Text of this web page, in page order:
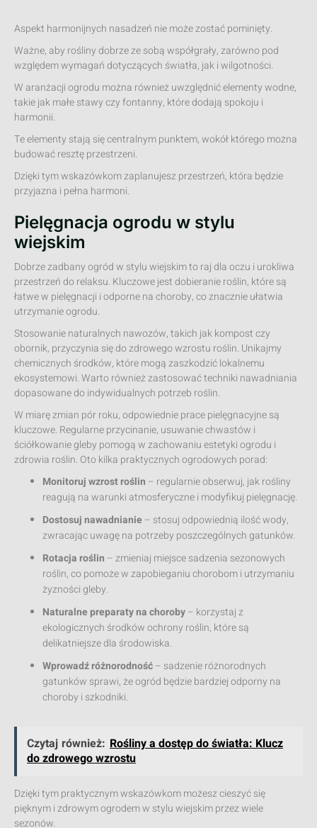
Aspekt harmonijnych nasadzeń nie może zostać pominięty.
Ważne, aby rośliny dobrze ze sobą współgrały, zarówno pod
względem wymagań dotyczących światła, jak i wilgotności.
W aranżacji ogrodu można również uwzględnić elementy wodne,
takie jak małe stawy czy fontanny, które dodają spokoju i
harmonii.
Te elementy stają się centralnym punktem, wokół którego można
budować resztę przestrzeni.
Dzięki tym wskazówkom zaplanujesz przestrzeń, która będzie
przyjazna i pełna harmoni.
Pielęgnacja ogrodu w stylu
wiejskim
Dobrze zadbany ogród w stylu wiejskim to raj dla oczu i urokliwa
przestrzeń do relaksu. Kluczowe jest dobieranie roślin, które są
łatwe w pielęgnacji i odporne na choroby, co znacznie ułatwia
utrzymanie ogrodu.
Stosowanie naturalnych nawozów, takich jak kompost czy
obornik, przyczynia się do zdrowego wzrostu roślin. Unikajmy
chemicznych środków, które mogą zaszkodzić lokalnemu
ekosystemowi. Warto również zastosować techniki nawadniania
dopasowane do indywidualnych potrzeb roślin.
W miarę zmian pór roku, odpowiednie prace pielęgnacyjne są
kluczowe. Regularne przycinanie, usuwanie chwastów i
ściółkowanie gleby pomogą w zachowaniu estetyki ogrodu i
zdrowia roślin. Oto kilka praktycznych ogrodowych porad:
Monitoruj wzrost roślin – regularnie obserwuj, jak rośliny
reagują na warunki atmosferyczne i modyfikuj pielęgnację.
Dostosuj nawadnianie – stosuj odpowiednią ilość wody,
zwracając uwagę na potrzeby poszczególnych gatunków.
Rotacja roślin – zmieniaj miejsce sadzenia sezonowych
roślin, co pomoże w zapobieganiu chorobom i utrzymaniu
żyzności gleby.
Naturalne preparaty na choroby– korzystaj z
ekologicznych środków ochrony roślin, które są
delikatniejsze dla środowiska.
Wprowadź różnorodność– sadzenie różnorodnych
gatunków sprawi, że ogród będzie bardziej odporny na
choroby i szkodniki.
Czytaj również: Rośliny a dostęp do światła: Klucz
do zdrowego wzrostu
Dzięki tym praktycznym wskazówkom możesz cieszyć się
pięknym i zdrowym ogrodem w stylu wiejskim przez wiele
sezonów.